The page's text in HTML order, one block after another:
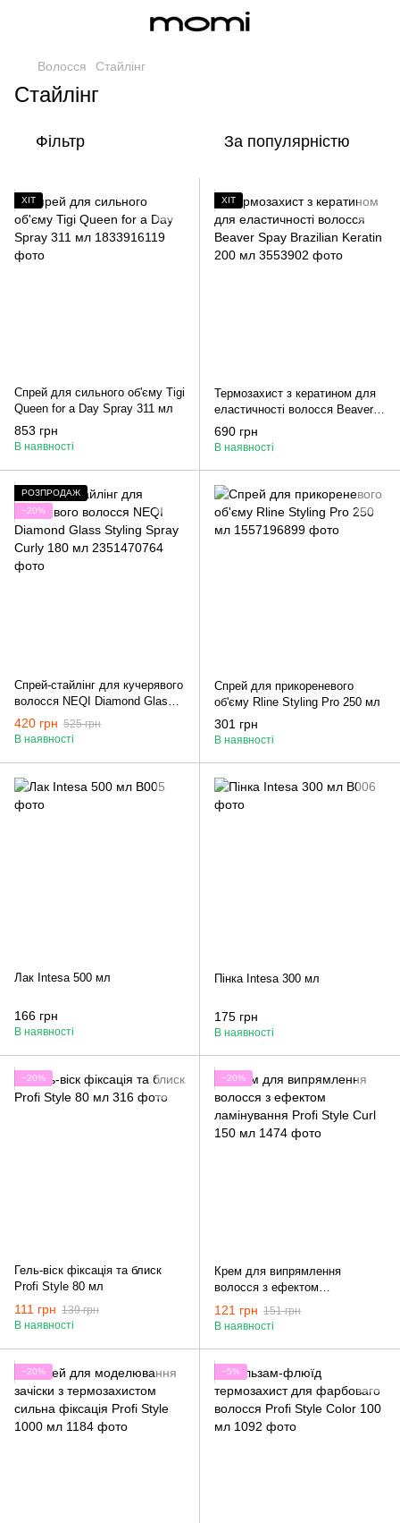
Волосся Стайлінг
Стайлінг
Фільтр За популярністю
ХІТ
Спрей для сильного об'єму Tigi
Queen for a Day Spray 311 мл
853 грн
В наявності
ХІТ
Термозахист з кератином для
еластичності волосся Beaver
Spay Brazilian Keratin 200 мл
690 грн
В наявності
РОЗПРОДАЖ
−20%
Cпрей-стайлінг для кучерявого
волосся NEQI Diamond Glass
Styling Spray Curly 180 мл
420 грн 525 грн
В наявності
Спрей для прикореневого
об'єму Rline Styling Pro 250 мл
301 грн
В наявності
Лак Intesa 500 мл
166 грн
В наявності
Пінка Intesa 300 мл
175 грн
В наявності
−20%
Гель-віск фіксація та блиск
Profi Style 80 мл
111 грн 139 грн
В наявності
−20%
Крем для випрямлення
волосся з ефектом
ламінування Profi Style Curl
150 мл
121 грн 151 грн
В наявності
−20% −5%